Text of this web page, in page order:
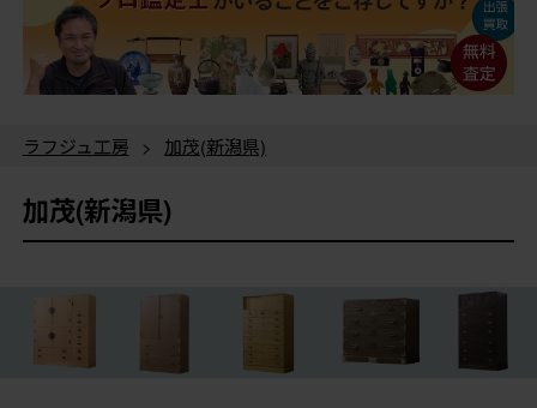
ラフジュ工房 > 加茂(新潟県)
加茂(新潟県)